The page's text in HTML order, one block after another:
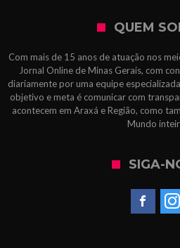
QUEM
Com mais de 15 anos de atuação nos
Jornal Online de Minas Gerais, com
diariamente por uma equipe
objetivo e meta é comunicar com
acontecem em Araxá e Região, como
Mundo
SIGA-